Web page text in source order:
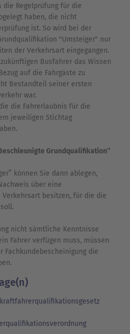
die Regelprüfung für die
haben, die nicht
ist. So wird bei der
"Umsteiger" nur
der Verkehrsart eingegangen.
Busfahrer das Wissen
auf die Fahrgäste zu
Bestandteil seiner ersten
war.
die Fahrerlaubnis für die
jeweiligen Stichtag
Grundqualifikation“
können Sie dann ablegen,
über eine
besitzen, für die die
nicht sämtliche Kenntnisse
Fahrer verfügen muss, müssen
Fachkundebescheinigung die